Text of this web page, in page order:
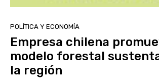
POLÍTICA Y ECONOMÍA
Empresa chilena
modelo forestal
la región